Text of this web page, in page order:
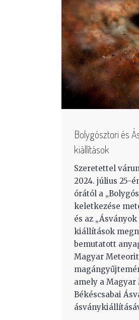
Bolygósztori és
kiállítások
Szeretettel
2024. július 25-
órától a
keletkezése
és az
kiállítások
bemutatott
Magyar
amely a
Békéscsabai